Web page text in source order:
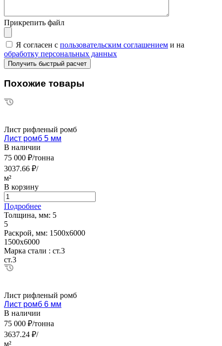
Прикрепить файл
Я согласен с пользовательским соглашением и на
обработку персональных данных
Похожие товары
Лист рифленый ромб
Лист ромб 5 мм
В наличии
75 000 ₽/тонна
3037.66 ₽/
м²
В корзину
Подробнее
Толщина, мм: 5
5
Раскрой, мм: 1500х6000
1500х6000
Марка стали : ст.3
ст.3
Лист рифленый ромб
Лист ромб 6 мм
В наличии
75 000 ₽/тонна
3637.24 ₽/
м²